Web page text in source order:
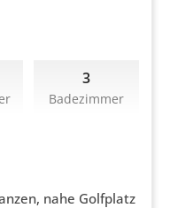
3
Badezimmer
nahe Golfplatz